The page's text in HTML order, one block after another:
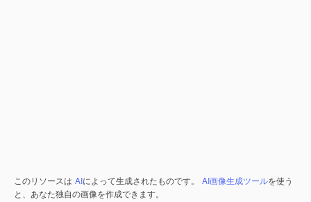
このリソースは AIによって生成されたものです。 AI画像生成ツールを使う
と、あなた独自の画像を作成できます。